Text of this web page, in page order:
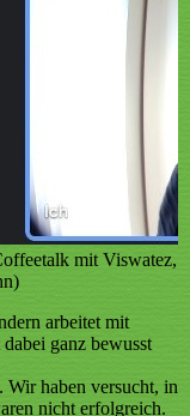
Viswatez,
arbeitet mit
ganz bewusst
haben versucht, in
nicht erfolgreich.